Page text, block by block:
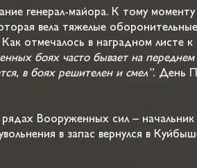
генерал-майора. К тому
вела тяжелые
отмечалось в наградном листе к
боях часто бывает на переднем
в боях решителен и смел”. День
Вооруженных сил –
в запас вернулся в